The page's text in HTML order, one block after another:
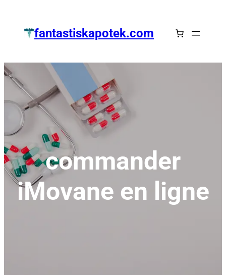
springenfantastiskapotek.com
commander
iMovane en ligne